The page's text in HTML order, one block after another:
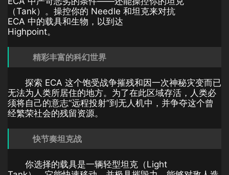
（Tank）。操控你的 Needle 和坦克来对抗
ECA 中的载具和生物，以到达
Highpoint。
精彩丰富的科幻世界
探索 ECA 这个饱受战争摧残和因一次神秘灾变而已
无法为人类所居住的地方。为了在此区域存活，人类必
须将自己的意志“远程投射”到无人机中，并争夺这个曾
经繁荣社会的残留资源。
快节奏坦克战
你选择的载具是一辆轻型坦克（Light